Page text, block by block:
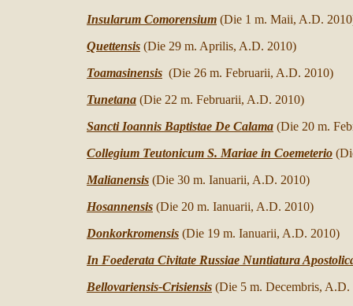
Insularum Comorensium (Die 1 m. Maii, A.D.
Quettensis (Die 29 m. Aprilis, A.D. 2010)
Toamasinensis (Die 26 m. Februarii, A.D. 2010)
Tunetana (Die 22 m. Februarii, A.D. 2010)
Sancti Ioannis Baptistae De Calama (Die 20 m.
Collegium Teutonicum S. Mariae in Coemeterio
Malianensis (Die 30 m. Ianuarii, A.D. 2010)
Hosannensis (Die 20 m. Ianuarii, A.D. 2010)
Donkorkromensis (Die 19 m. Ianuarii, A.D. 2010)
In Foederata Civitate Russiae Nuntiatura
Bellovariensis-Crisiensis (Die 5 m. Decembris, A.D.